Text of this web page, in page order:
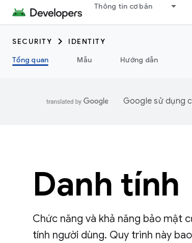
Thông tin cơ bản
SECURITY
IDENTITY
Tổng quan
Mẫu Hướng dẫn
Google sử dụng
Danh tính
Chức năng và khả năng bảo mật
tính người dùng. Quy trình này